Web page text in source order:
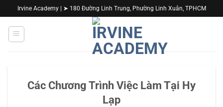
qua
nội
dung
Irvine Academy | ➤ 180 Đường Linh Trung, Phường Linh Xuân, TPHCM
Các Chương Trình Việc Làm Tại Hy
Lạp